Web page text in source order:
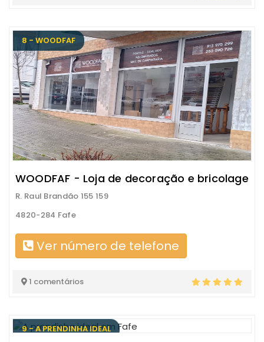
8 - WOODFAF
WOODFAF - Loja de decoração e bricolage
R. Raul Brandão 155 159
4820-284 Fafe
Ver número de telefone
1 comentários
9 - A PRENDINHA IDEAL